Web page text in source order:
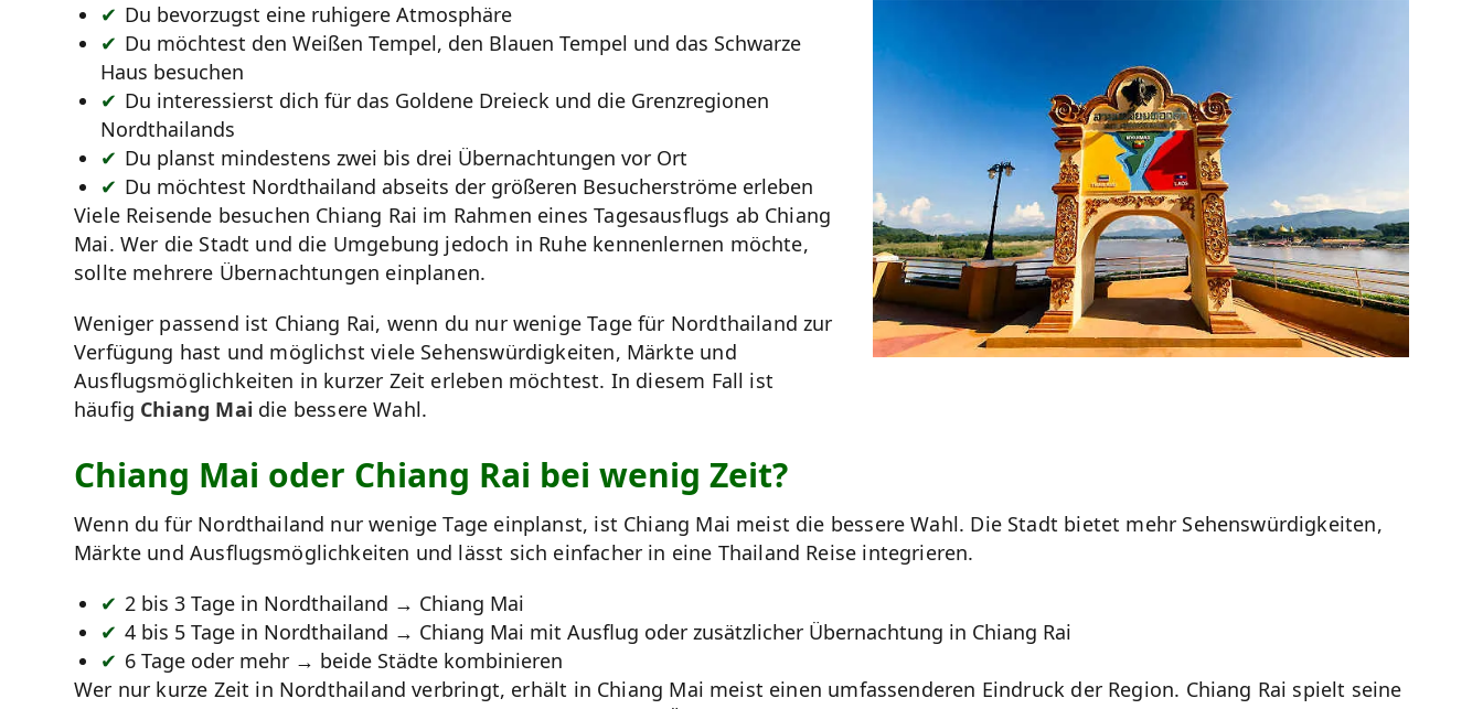
Du bevorzugst eine ruhigere Atmosphäre
Du möchtest den Weißen Tempel, den Blauen Tempel und das Schwarze
Haus besuchen
Du interessierst dich für das Goldene Dreieck und die Grenzregionen
Nordthailands
Du planst mindestens zwei bis drei Übernachtungen vor Ort
Du möchtest Nordthailand abseits der größeren Besucherströme erleben
Viele Reisende besuchen Chiang Rai im Rahmen eines Tagesausflugs ab Chiang
Mai. Wer die Stadt und die Umgebung jedoch in Ruhe kennenlernen möchte,
sollte mehrere Übernachtungen einplanen.
Weniger passend ist Chiang Rai, wenn du nur wenige Tage für Nordthailand zur
Verfügung hast und möglichst viele Sehenswürdigkeiten, Märkte und
Ausflugsmöglichkeiten in kurzer Zeit erleben möchtest. In diesem Fall ist
häufig Chiang Mai die bessere Wahl.
Chiang Mai oder Chiang Rai bei wenig Zeit?
Wenn du für Nordthailand nur wenige Tage einplanst, ist Chiang Mai meist die bessere Wahl. Die Stadt bietet mehr Sehenswürdigkeiten,
Märkte und Ausflugsmöglichkeiten und lässt sich einfacher in eine Thailand Reise integrieren.
2 bis 3 Tage in Nordthailand → Chiang Mai
4 bis 5 Tage in Nordthailand → Chiang Mai mit Ausflug oder zusätzlicher Übernachtung in Chiang Rai
6 Tage oder mehr → beide Städte kombinieren
Wer nur kurze Zeit in Nordthailand verbringt, erhält in Chiang Mai meist einen umfassenderen Eindruck der Region. Chiang Rai spielt seine